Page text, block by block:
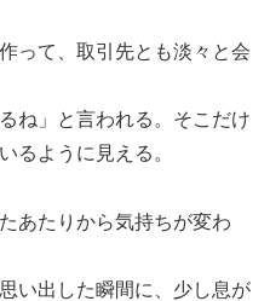
って、取引先とも淡々と会
ね」と言われる。そこだけ
るように見える。
あたりから気持ちが変わ
い出した瞬間に、少し息が